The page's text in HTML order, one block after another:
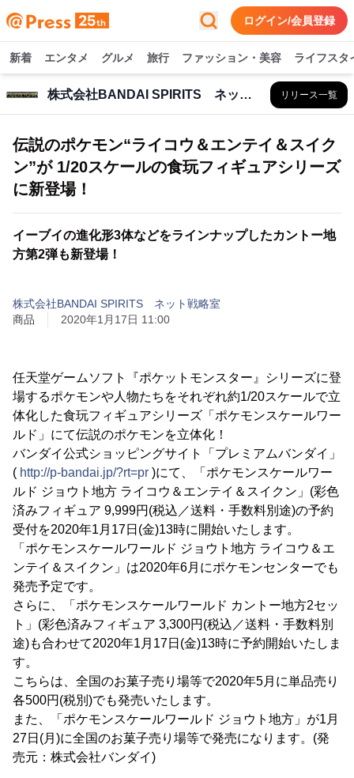
ログイン/会員登録
新着 エンタメ グルメ 旅行 ファッション・美容 ライフスタ
株式会社BANDAI SPIRITS ネット戦略室 リリース一覧
伝説のポケモン“ライコウ＆エンテイ＆スイク
ン”が 1/20スケールの食玩フィギュアシリーズ
に新登場！
イーブイの進化形3体などをラインナップしたカントー地
方第2弾も新登場！
株式会社BANDAI SPIRITS ネット戦略室
商品
2020年1月17日 11:00
任天堂ゲームソフト『ポケットモンスター』シリーズに登
場するポケモンや人物たちをそれぞれ約1/20スケールで立
体化した食玩フィギュアシリーズ「ポケモンスケールワー
ルド」にて伝説のポケモンを立体化！
バンダイ公式ショッピングサイト「プレミアムバンダイ」
( http://p-bandai.jp/?rt=pr )にて、「ポケモンスケールワー
ルド ジョウト地方 ライコウ＆エンテイ＆スイクン」(彩色
済みフィギュア 9,999円(税込／送料・手数料別途)の予約
受付を2020年1月17日(金)13時に開始いたします。
「ポケモンスケールワールド ジョウト地方 ライコウ＆エ
ンテイ＆スイクン」は2020年6月にポケモンセンターでも
発売予定です。
さらに、「ポケモンスケールワールド カントー地方2セッ
ト」(彩色済みフィギュア 3,300円(税込／送料・手数料別
途)も合わせて2020年1月17日(金)13時に予約開始いたしま
す。
こちらは、全国のお菓子売り場等で2020年5月に単品売り
各500円(税別)でも発売いたします。
また、「ポケモンスケールワールド ジョウト地方」が1月
27日(月)に全国のお菓子売り場等で発売になります。(発
売元：株式会社バンダイ)